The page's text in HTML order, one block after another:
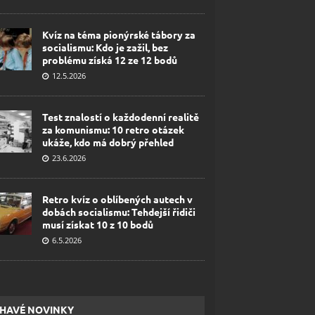
Kvíz na téma pionýrské tábory za
socialismu: Kdo je zažil, bez
problému získá 12 ze 12 bodů
12.5.2026
Test znalostí o každodenní realitě
za komunismu: 10 retro otázek
ukáže, kdo má dobrý přehled
23.6.2026
Retro kvíz o oblíbených autech v
dobách socialismu: Tehdejší řidiči
musí získat 10 z 10 bodů
6.5.2026
NOVINKY